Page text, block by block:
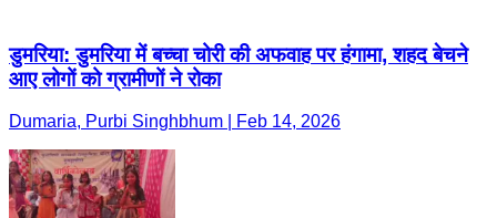
डुमरिया: डुमरिया में बच्चा चोरी की अफवाह पर हंगामा, शहद बेचने
आए लोगों को ग्रामीणों ने रोका
Dumaria, Purbi Singhbhum | Feb 14, 2026